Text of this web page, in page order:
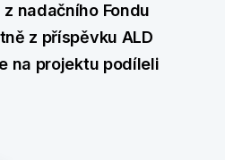
nadačního Fondu
z příspěvku ALD
na projektu podíleli